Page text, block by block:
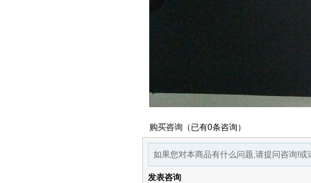
购买咨询 （已有0条咨询）
如果您对本商品有什么问题,请提问咨询!
发表咨询